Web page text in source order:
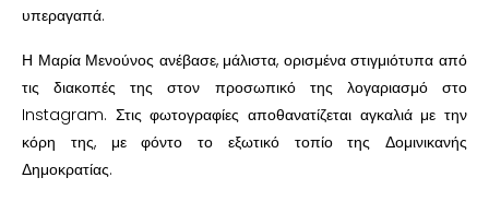
υπεραγαπά.
Η Μαρία Μενούνος ανέβασε, μάλιστα, ορισμένα στιγμιότυπα από
τις διακοπές της στον προσωπικό της λογαριασμό στο
Instagram. Στις φωτογραφίες αποθανατίζεται αγκαλιά με την
κόρη της, με φόντο το εξωτικό τοπίο της Δομινικανής
Δημοκρατίας.